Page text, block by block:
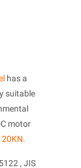
has a
suitable
motor
, JIS